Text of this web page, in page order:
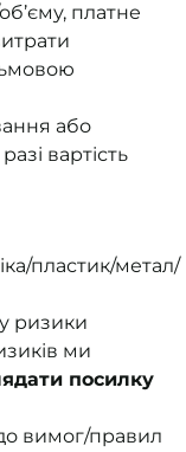
платне
або
вартість
пластик/метал/
ризики
ми
посилку
вимог/правил